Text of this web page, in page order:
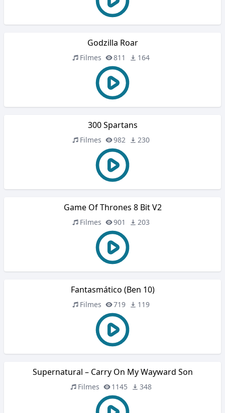
Godzilla Roar
Filmes 811 164
300 Spartans
Filmes 982 230
Game Of Thrones 8 Bit V2
Filmes 901 203
Fantasmático (Ben 10)
Filmes 719 119
Supernatural – Carry On My Wayward Son
Filmes 1145 348